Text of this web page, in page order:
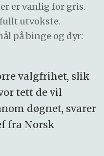
er vanlig for gris.
fullt utvokste.
på binge og dyr:
valgfrihet, slik
tett de vil
døgnet, svarer
fra Norsk